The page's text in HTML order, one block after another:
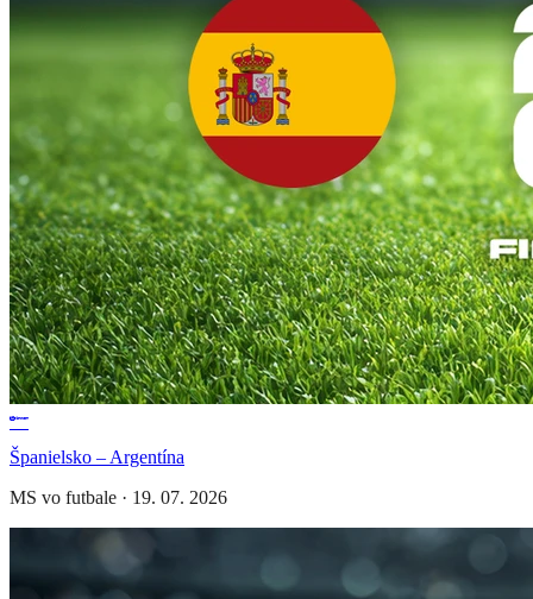
Španielsko – Argentína
MS vo futbale · 19. 07. 2026